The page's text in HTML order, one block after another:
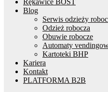
Rękawice BOST
Blog
Serwis odzieży
Odzież robocza
Obuwie robocze
Automaty
Kartoteki BHP
Kariera
Kontakt
PLATFORMA B2B